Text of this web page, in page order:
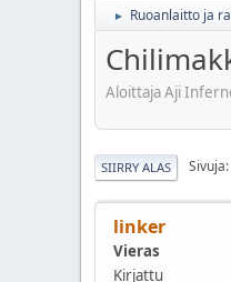
► Ruoanlaitto ja
Aloittaja Aji
SIIRRY ALAS Sivuja
linker
Vieras
Kirjattu